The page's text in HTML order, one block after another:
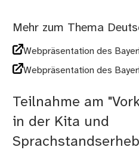
Mehr zum Thema
Webpräsentation des
Webpräsentation des
Teilnahme am
in der Kita und